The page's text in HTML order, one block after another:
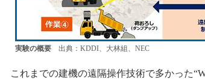
実験の概要出典：KDDI、大林組、NEC
これまでの建機の遠隔操作技術で多かった